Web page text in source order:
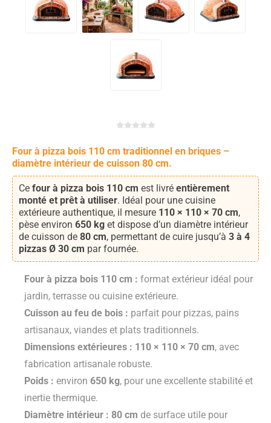
Four à pizza bois 110 cm traditionnel en briques –
diamètre intérieur de cuisson 80 cm.
Ce four à pizza bois 110 cm est livré entièrement
monté et prêt à utiliser. Idéal pour une cuisine
extérieure authentique, il mesure 110 × 110 × 70 cm,
pèse environ 650 kg et dispose d’un diamètre intérieur
de cuisson de 80 cm, permettant de cuire jusqu’à 3 à 4
pizzas Ø 30 cm par fournée.
Four à pizza bois 110 cm : format extérieur idéal pour
jardin, terrasse ou cuisine extérieure.
Cuisson au feu de bois : parfait pour pizzas, pains
artisanaux, viandes et plats traditionnels.
Dimensions extérieures : 110 × 110 × 70 cm, avec
fabrication artisanale robuste.
Poids : environ 650 kg, pour une excellente stabilité et
inertie thermique.
Diamètre intérieur : 80 cm de surface utile pour